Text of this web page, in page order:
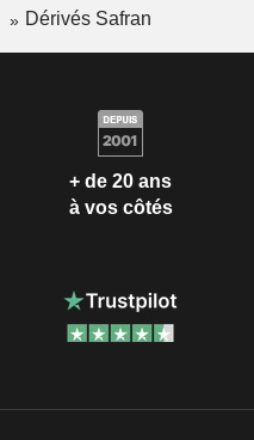
Dérivés Safran
+ de 20 ans
à vos côtés